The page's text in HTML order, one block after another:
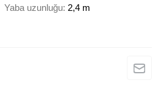
Yaba uzunluğu 2,4 m